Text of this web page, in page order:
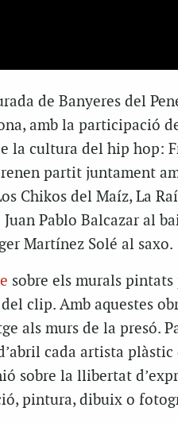
de Banyeres del
amb la participació
la cultura del hip hop:
partit juntament
Chikos del Maíz, La
Juan Pablo Balcazar al
Martínez Solé al saxo.
sobre els murals
clip. Amb aquestes
als murs de la presó.
cada artista
sobre la llibertat
pintura, dibuix o